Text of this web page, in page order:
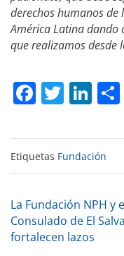
derechos humanos de
América Latina
que realizamos desde
Facebook
Twitter
Etiquetas Fundación
Navegación
de
La Fundación NPH y
Consulado de El
fortalecen lazos